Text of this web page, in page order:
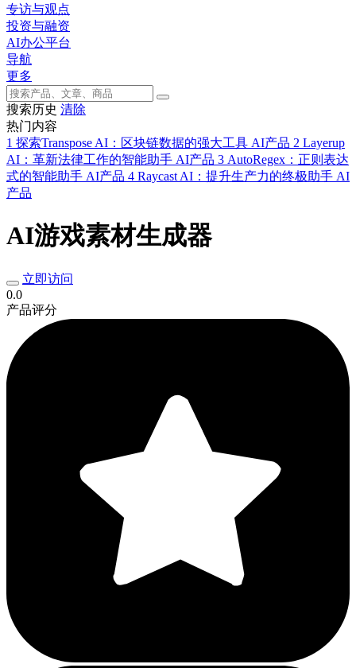
专访与观点
投资与融资
AI办公平台
导航
更多
搜索历史 清除
热门内容
1 探索Transpose AI：区块链数据的强大工具 AI产品 2 Layerup
AI：革新法律工作的智能助手 AI产品 3 AutoRegex：正则表达
式的智能助手 AI产品 4 Raycast AI：提升生产力的终极助手 AI
产品
AI游戏素材生成器
立即访问
0.0
产品评分